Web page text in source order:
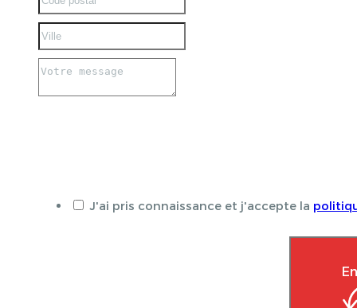
J'ai pris connaissance et j'accepte la